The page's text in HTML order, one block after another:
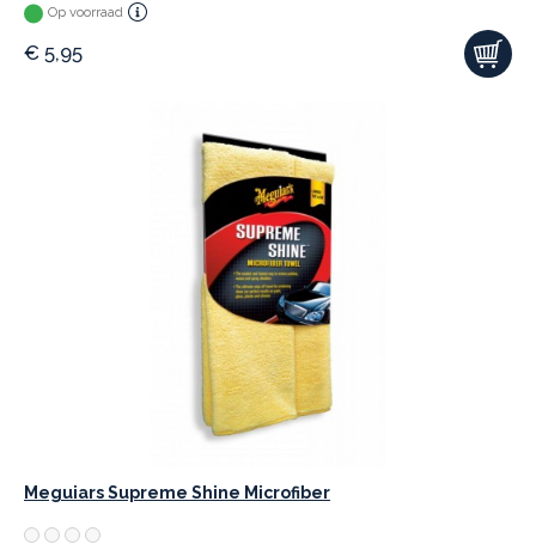
Op voorraad
€ 5,95
Meguiars Supreme Shine Microfiber